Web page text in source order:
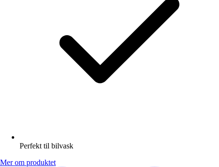
Perfekt til bilvask
Mer om produktet